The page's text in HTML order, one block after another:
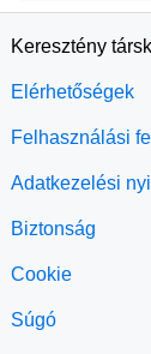
Keresztény
Elérhetőségek
Felhasználási
Adatkezelési
Biztonság
Cookie
Súgó